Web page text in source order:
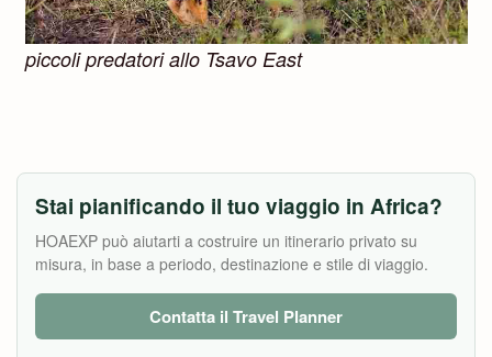
piccoli predatori allo Tsavo East
Stai pianificando il tuo viaggio in Africa?
HOAEXP può aiutarti a costruire un itinerario privato su
misura, in base a periodo, destinazione e stile di viaggio.
Contatta il Travel Planner